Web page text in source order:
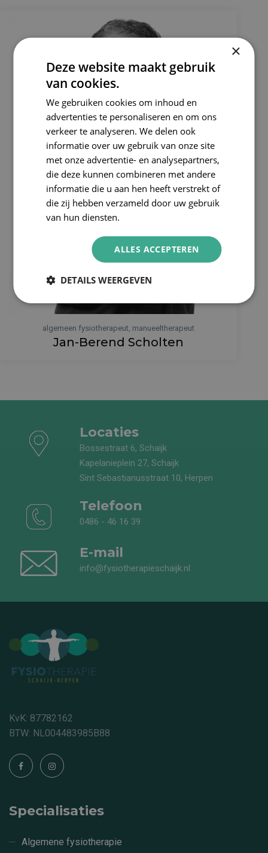
algemeen fysiotherapeut, manueeltherapeut
Jan-Berend Scholten
Locaties
Bossestraat 6, Schaijk
Kapelanieplein 27, Schaijk
Sint Sebastianusstraat 10, Herpen
Telefoon
0486 - 46 16 39
E-mail
info@fysiotherapieschaijk.nl
KvK: 87782162
BTW: NL004483985B88
Specialisaties
Algemene fysiotherapie
×
Deze website maakt gebruik
van cookies.
We gebruiken cookies om inhoud en
advertenties te personaliseren en om ons
verkeer te analyseren. We delen ook
informatie over uw gebruik van onze site
met onze advertentie- en analysepartners,
die deze kunnen combineren met andere
informatie die u aan hen heeft verstrekt of
die zij hebben verzameld door uw gebruik
van hun diensten.
ALLES ACCEPTEREN
DETAILS WEERGEVEN